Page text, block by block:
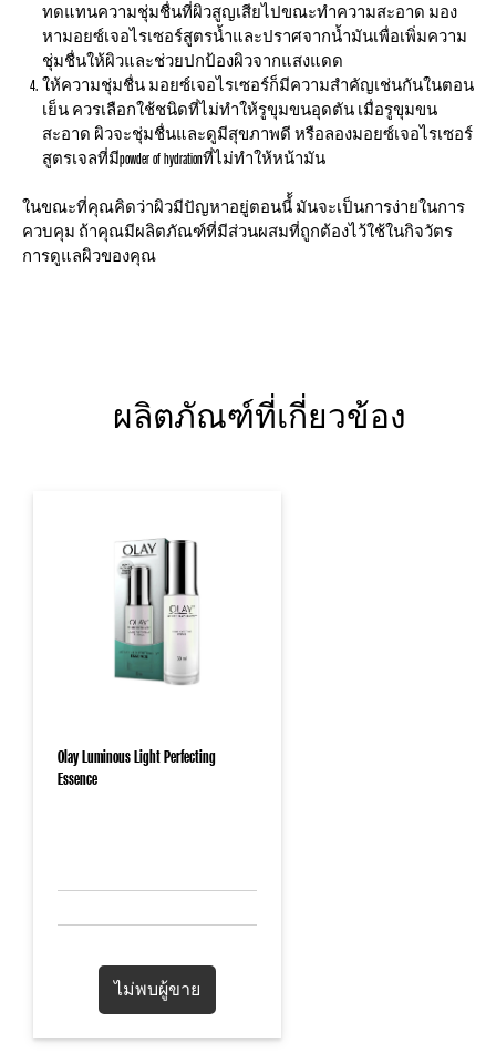
ทดแทนความชุ่มชื่นที่ผิวสูญเสียไปขณะทำความสะอาด มอง
หามอยซ์เจอไรเซอร์สูตรน้ำและปราศจากน้ำมันเพื่อเพิ่มความ
ชุ่มชื่นให้ผิวและช่วยปกป้องผิวจากแสงแดด
ให้ความชุ่มชื่น มอยซ์เจอไรเซอร์ก็มีความสำคัญเช่นกันในตอน
เย็น ควรเลือกใช้ชนิดที่ไม่ทำให้รูขุมขนอุดตัน เมื่อรูขุมขน
สะอาด ผิวจะชุ่มชื่นและดูมีสุขภาพดี หรือลองมอยซ์เจอไรเซอร์
สูตรเจลที่มีpowder of hydrationที่ไม่ทำให้หน้ามัน
ในขณะที่คุณคิดว่าผิวมีปัญหาอยู่ตอนนี้้ มันจะเป็นการง่ายในการ
ควบคุม ถ้าคุณมีผลิตภัณฑ์ที่มีส่วนผสมที่ถูกต้องไว้ใช้ในกิจวัตร
การดูแลผิวของคุณ
ผลิตภัณฑ์ที่เกี่ยวข้อง
Olay Luminous Light Perfecting
Essence
ไม่พบผู้ขาย